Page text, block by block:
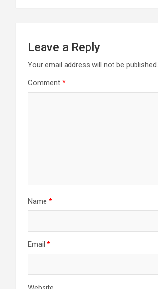
Leave a Reply
Your email address will not be published.
Comment *
Name *
Email *